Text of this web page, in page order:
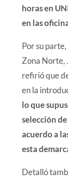
horas en
en las
Por su
Zona Norte,
refirió que
en la
lo que
selección
acuerdo a
esta
Detalló